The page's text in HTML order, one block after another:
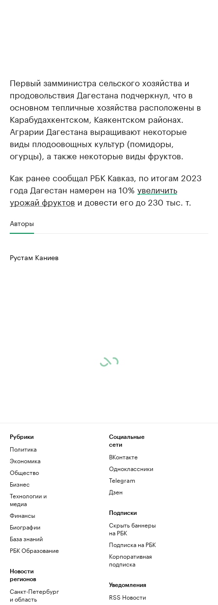
Первый замминистра сельского хозяйства и
продовольствия Дагестана подчеркнул, что в
основном тепличные хозяйства расположены в
Карабудахкентском, Каякентском районах.
Аграрии Дагестана выращивают некоторые
виды плодоовощных культур (помидоры,
огурцы), а также некоторые виды фруктов.
Как ранее сообщал РБК Кавказ, по итогам 2023
года Дагестан намерен на 10% увеличить
урожай фруктов и довести его до 230 тыс. т.
Авторы
Рустам Каниев
Рубрики
Политика
Экономика
Общество
Бизнес
Технологии и
медиа
Финансы
Биографии
База знаний
РБК Образование
Новости
регионов
Санкт-Петербург
и область
Социальные
сети
ВКонтакте
Одноклассники
Telegram
Дзен
Подписки
Скрыть баннеры
на РБК
Подписка на РБК
Корпоративная
подписка
Уведомления
RSS Новости